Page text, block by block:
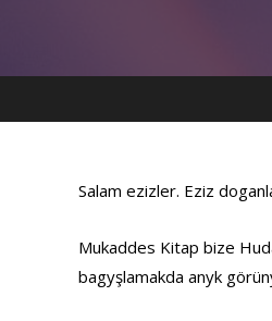
Salam ezizler. Eziz
Mukaddes Kitap bize
bagyşlamakda anyk